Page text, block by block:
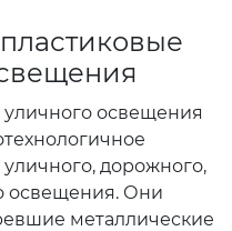
освещения
дорожного,
освещения. Они
металлические